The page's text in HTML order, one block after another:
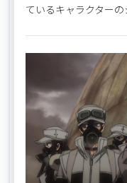
ているキャラクター